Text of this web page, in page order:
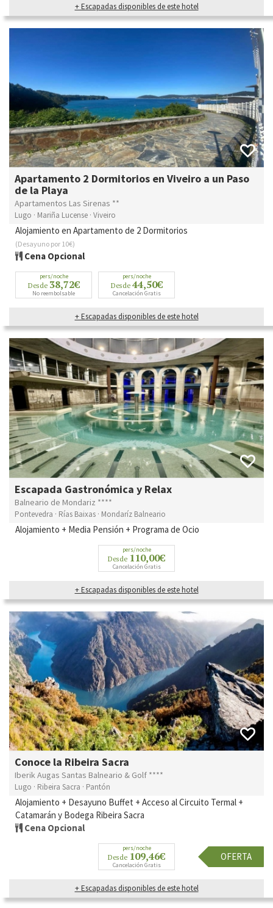
+ Escapadas disponibles de este hotel
Apartamento 2 Dormitorios en Viveiro a un Paso
de la Playa
Apartamentos Las Sirenas **
Lugo · Mariña Lucense · Viveiro
Alojamiento en Apartamento de 2 Dormitorios
(Desayuno por 10€)
Cena Opcional
pers/noche
Desde 38,72€
No reembolsable
pers/noche
Desde 44,50€
Cancelación Gratis
+ Escapadas disponibles de este hotel
Escapada Gastronómica y Relax
Balneario de Mondariz ****
Pontevedra · Rías Baixas · Mondaríz Balneario
Alojamiento + Media Pensión + Programa de Ocio
pers/noche
Desde 110,00€
Cancelación Gratis
+ Escapadas disponibles de este hotel
Conoce la Ribeira Sacra
Iberik Augas Santas Balneario & Golf ****
Lugo · Ribeira Sacra · Pantón
Alojamiento + Desayuno Buffet + Acceso al Circuito Termal +
Catamarán y Bodega Ribeira Sacra
Cena Opcional
pers/noche
Desde 109,46€
Cancelación Gratis
OFERTA
+ Escapadas disponibles de este hotel